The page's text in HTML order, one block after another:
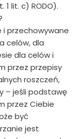
lit. c) RODO).
przechowywane
celów, dla
dla celów i
przez przepisy
roszczeń,
– jeśli podstawę
przez Ciebie
być
jest